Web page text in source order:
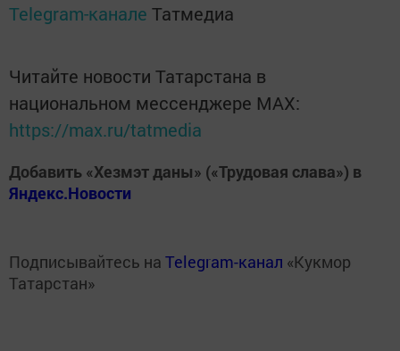
Telegram-канале Татмедиа
Читайте новости Татарстана в
национальном мессенджере MАХ:
https://max.ru/tatmedia
Добавить «Хезмэт даны» («Трудовая слава») в
Яндекс.Новости
Подписывайтесь на Telegram-канал «Кукмор
Татарстан»